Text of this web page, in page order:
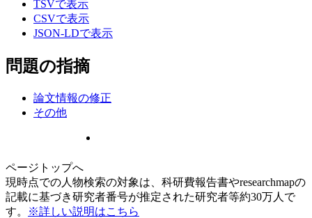
TSVで表示
CSVで表示
JSON-LDで表示
問題の指摘
論文情報の修正
その他
ページトップへ
現時点での人物検索の対象は、科研費報告書やresearchmapの
記載に基づき研究者番号が推定された研究者等約30万人で
す。
※詳しい説明はこちら